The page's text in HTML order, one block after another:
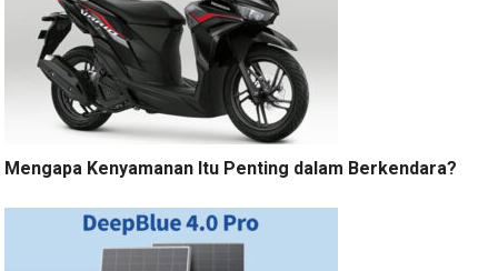
Mengapa Kenyamanan Itu Penting dalam Berkendara?